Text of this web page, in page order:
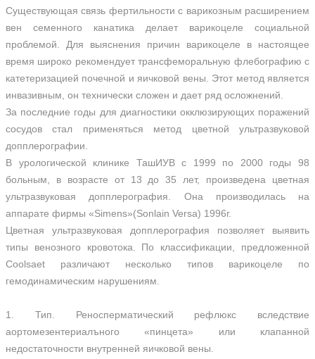
Существующая связь фертильности с варикозным расширением
вен семенного канатика делает варикоцеле социальной
проблемой. Для выяснения причин варикоцеле в настоящее
время широко рекомендует трансфеморальную флебографию с
катетеризацией почечной и яичковой вены. Этот метод является
инвазивным, он технически сложен и дает ряд осложнений.
За последние годы для диагностики окклюзирующих поражений
сосудов стал применяться метод цветной ультразвуковой
допплерографии.
В урологической клинике ТашИУВ с 1999 по 2000 годы 98
больным, в возрасте от 13 до 35 лет, произведена цветная
ультразвуковая допплерография. Она производилась на
аппарате фирмы «Simens»(Sonlain Versa) 1996г.
Цветная ультразвуковая допплерография позволяет выявить
типы венозного кровотока. По классификации, предложенной
Coolsaet различают несколько типов варикоцеле по
гемодинамическим нарушениям.
1. Тип. Реносперматический рефлюкс вследствие
аортомезентериалъного «пинцета» или клапанной
недостаточности внутренней яичковой вены.